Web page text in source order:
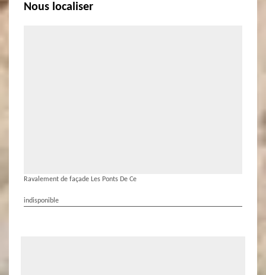
Nous localiser
Ravalement de façade Les Ponts De Ce
indisponible